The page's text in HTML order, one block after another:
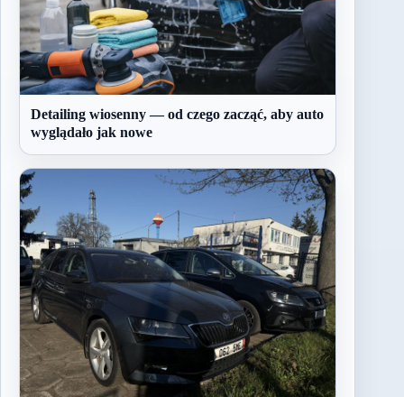
Detailing wiosenny — od czego zacząć, aby auto
wyglądało jak nowe